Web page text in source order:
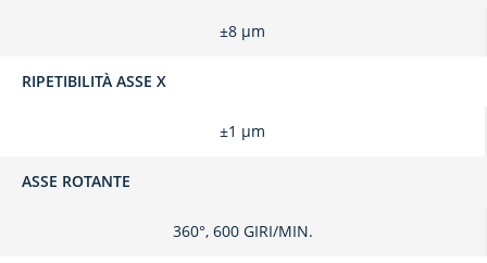
±8 μm
RIPETIBILITÀ ASSE X
±1 μm
ASSE ROTANTE
360°, 600 GIRI/MIN.